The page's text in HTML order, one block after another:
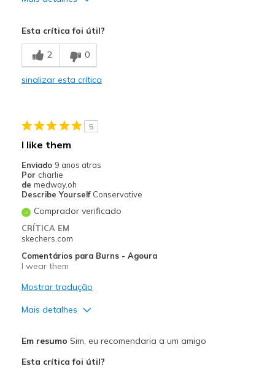
Durable
Stylish
Casual Wear
Width
Sizing
Feels true to size
View On Shoes
Shoes are for Wearing
Esta crítica foi útil?
2 0
sinalizar esta crítica
5
I like them
Enviado 9 anos atras
Por charlie
de medway,oh
Describe Yourself Conservative
Comprador verificado
CRÍTICA EM
skechers.com
Comentários para Burns - Agoura
I wear them
Mostrar tradução
Mais detalhes
Sizing
Feels true to size
View On Shoes
Shoes are for Wearing
Em resumo Sim, eu recomendaria a um amigo
Esta crítica foi útil?